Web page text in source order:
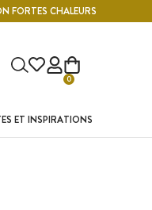
FORTES CHALEURS
0
ET INSPIRATIONS